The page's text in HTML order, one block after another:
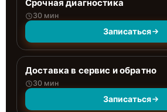
Срочная диагностика
30 мин
Записаться
Доставка в сервис и обратно
30 мин
Записаться